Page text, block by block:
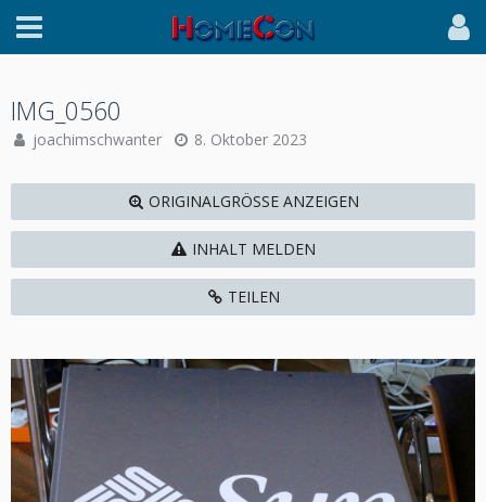
IMG_0560
joachimschwanter 8. Oktober 2023
ORIGINALGRÖSSE ANZEIGEN
INHALT MELDEN
TEILEN